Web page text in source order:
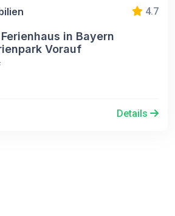
4.7
in Bayern
Vorauf
Details